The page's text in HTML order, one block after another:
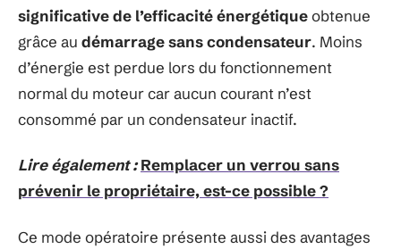
significative de l’efficacité énergétiqueobtenue
grâce au démarrage sans condensateur. Moins
d’énergie est perdue lors du fonctionnement
normal du moteur car aucun courant n’est
consommé par un condensateur inactif.
Lire également : Remplacer un verrou sans
prévenir le propriétaire, est-ce possible ?
Ce mode opératoire présente aussi des avantages